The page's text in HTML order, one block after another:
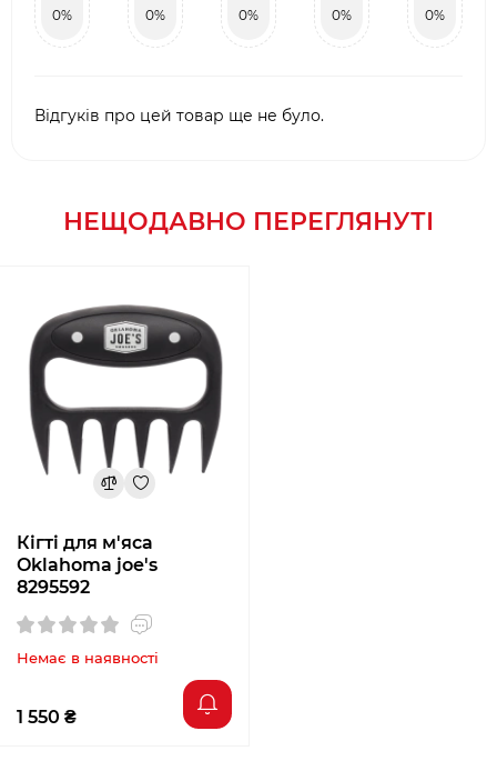
0% 0% 0% 0% 0%
Відгуків про цей товар ще не було.
НЕЩОДАВНО ПЕРЕГЛЯНУТІ
Кігті для м'яса
Oklahoma joe's
8295592
Немає в наявності
1 550 ₴